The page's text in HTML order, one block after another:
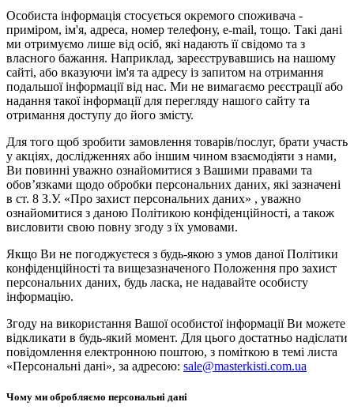
Особиста інформація стосується окремого споживача -
приміром, ім'я, адреса, номер телефону, e-mail, тощо. Такі дані
ми отримуємо лише від осіб, які надають її свідомо та з
власного бажання. Наприклад, зареєструвавшись на нашому
сайті, або вказуючи ім'я та адресу із запитом на отримання
подальшої інформації від нас. Ми не вимагаємо реєстрації або
надання такої інформації для перегляду нашого сайту та
отримання доступу до його змісту.
Для того щоб зробити замовлення товарів/послуг, брати участь
у акціях, дослідженнях або іншим чином взаємодіяти з нами,
Ви повинні уважно ознайомитися з Вашими правами та
обов’язками щодо обробки персональних даних, які зазначені
в ст. 8 З.У. «Про захист персональних даних» , уважно
ознайомитися з даною Політикою конфіденційності, а також
висловити свою повну згоду з їх умовами.
Якщо Ви не погоджуєтеся з будь-якою з умов даної Політики
конфіденційності та вищезазначеного Положення про захист
персональних даних, будь ласка, не надавайте особисту
інформацію.
Згоду на використання Вашої особистої інформації Ви можете
відкликати в будь-який момент. Для цього достатньо надіслати
повідомлення електронною поштою, з поміткою в темі листа
«Персональні дані», за адресою: sale@masterkisti.com.ua
Чому ми обробляємо персональні дані